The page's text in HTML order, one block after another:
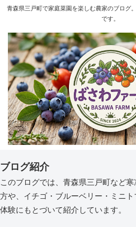
青森県三戸町で家庭菜園を楽しむ農家のブログ
です。
ブログ紹介
このブログでは、青森県三戸町など
方や、イチゴ・ブルーベリー・ミニ
体験にもとづいて紹介しています。